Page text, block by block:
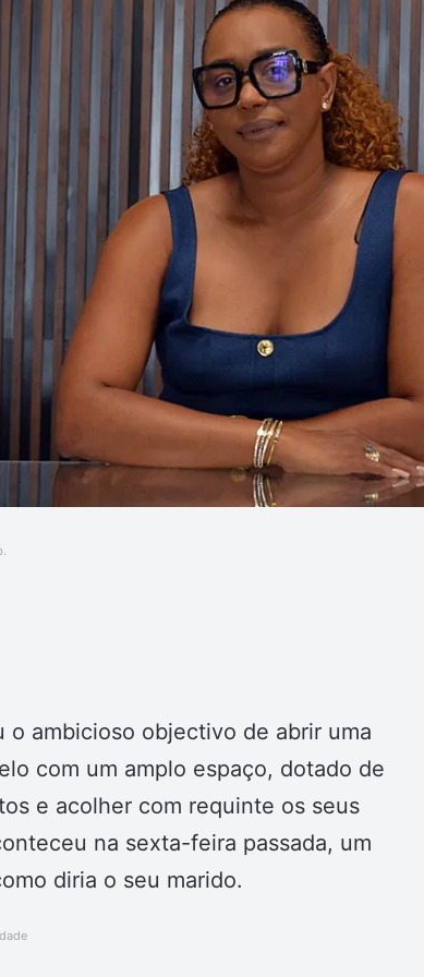
o ambicioso objectivo de abrir uma
com um amplo espaço, dotado de
e acolher com requinte os seus
na sexta-feira passada, um
diria o seu marido.